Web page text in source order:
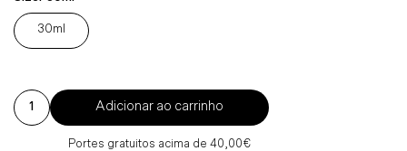
30ml
Adicionar ao carrinho
Portes gratuitos acima de 40,00€